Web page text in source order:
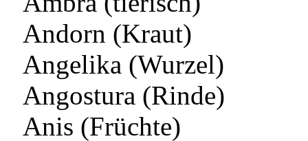
Andorn (Kraut)
Angelika (Wurzel)
Angostura (Rinde)
Anis (Früchte)